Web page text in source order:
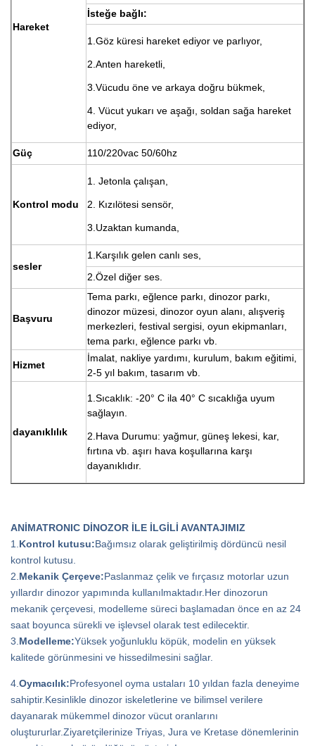
Hareket
İsteğe bağlı:
1.Göz küresi hareket ediyor ve parlıyor,
2.Anten hareketli,
3.Vücudu öne ve arkaya doğru bükmek,
4. Vücut yukarı ve aşağı, soldan sağa hareket
ediyor,
Güç 110/220vac 50/60hz
Kontrol modu
1. Jetonla çalışan,
2. Kızılötesi sensör,
3.Uzaktan kumanda,
sesler
1.Karşılık gelen canlı ses,
2.Özel diğer ses.
Başvuru
Tema parkı, eğlence parkı, dinozor parkı,
dinozor müzesi, dinozor oyun alanı, alışveriş
merkezleri, festival sergisi, oyun ekipmanları,
tema parkı, eğlence parkı vb.
Hizmet
İmalat, nakliye yardımı, kurulum, bakım eğitimi,
2-5 yıl bakım, tasarım vb.
dayanıklılık
1.Sıcaklık: -20° C ila 40° C sıcaklığa uyum
sağlayın.
2.Hava Durumu: yağmur, güneş lekesi, kar,
fırtına vb. aşırı hava koşullarına karşı
dayanıklıdır.
ANİMATRONIC DİNOZOR İLE İLGİLİ AVANTAJIMIZ
1. Kontrol kutusu:Bağımsız olarak geliştirilmiş dördüncü nesil
kontrol kutusu.
2. Mekanik Çerçeve:Paslanmaz çelik ve fırçasız motorlar uzun
yıllardır dinozor yapımında kullanılmaktadır.Her dinozorun
mekanik çerçevesi, modelleme süreci başlamadan önce en az 24
saat boyunca sürekli ve işlevsel olarak test edilecektir.
3. Modelleme:Yüksek yoğunluklu köpük, modelin en yüksek
kalitede görünmesini ve hissedilmesini sağlar.
4. Oymacılık:Profesyonel oyma ustaları 10 yıldan fazla deneyime
sahiptir.Kesinlikle dinozor iskeletlerine ve bilimsel verilere
dayanarak mükemmel dinozor vücut oranlarını
oluştururlar.Ziyaretçilerinize Triyas, Jura ve Kretase dönemlerinin